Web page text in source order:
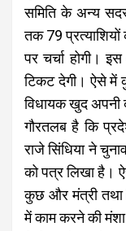
समिति के अन्य
तक 79
पर चर्चा होगी।
टिकट देगी। ऐसे में
विधायक खुद अपनी
गौरतलब है कि
राजे सिंधिया ने
को पत्र लिखा है।
कुछ और मंत्री तथा
में काम करने की